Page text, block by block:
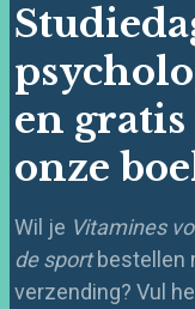
en
onze
Wil je Vitamines
de sportbestellen
verzending? Vul